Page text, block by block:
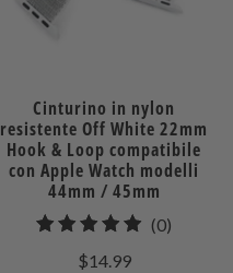
Cinturino in nylon
resistente Off White 22mm
Hook & Loop compatibile
con Apple Watch modelli
44mm / 45mm
(0)
$14.99